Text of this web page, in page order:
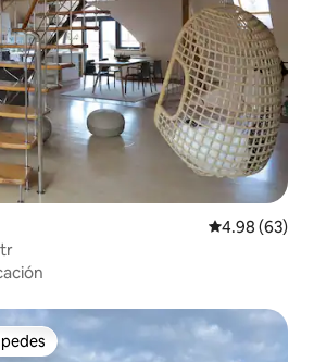
Calificación
4.98 (63)